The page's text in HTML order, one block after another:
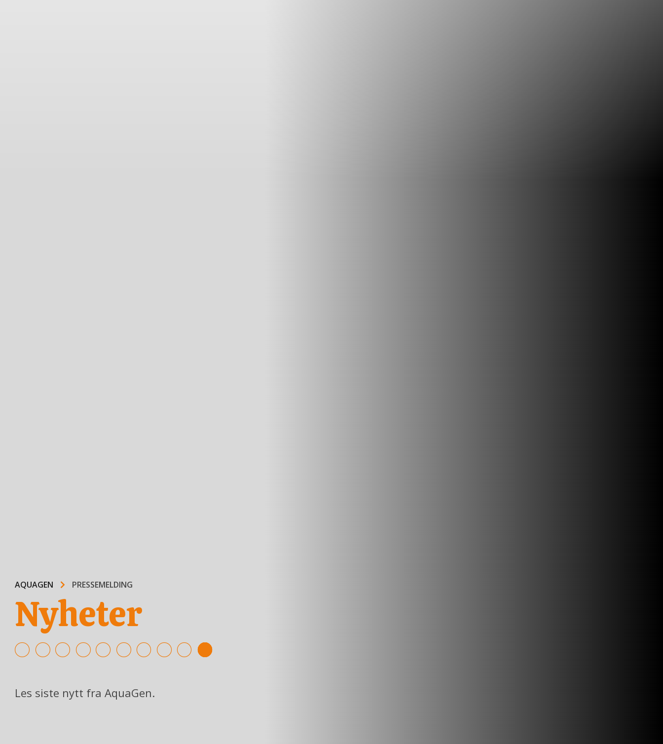
AQUAGEN PRESSEMELDING
Nyheter
Les siste nytt fra AquaGen.